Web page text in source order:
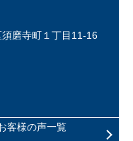
磨寺町１丁目11-16
客様の声一覧